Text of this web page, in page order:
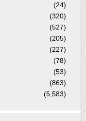
(24)
(320)
(527)
(205)
(227)
(78)
(53)
(863)
(5,583)